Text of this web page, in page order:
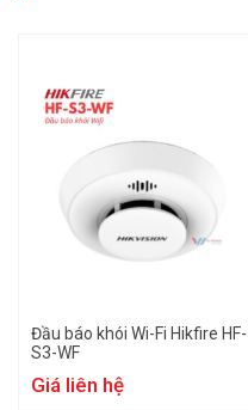
Đầu báo khói Wi-Fi Hikfire HF-
S3-WF
Giá liên hệ